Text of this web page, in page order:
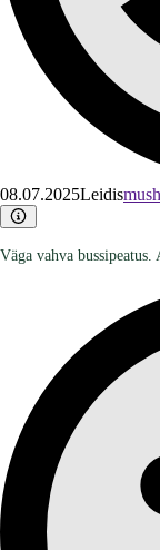
08.07.2025Leidis
Väga vahva